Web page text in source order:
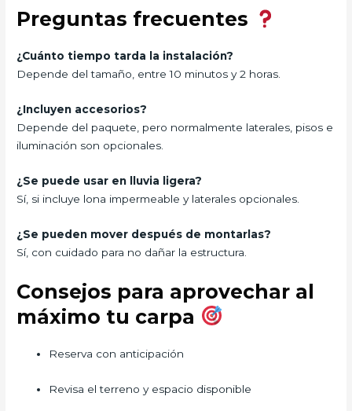
Preguntas frecuentes
¿Cuánto tiempo tarda la instalación?
Depende del tamaño, entre 10 minutos y 2 horas.
¿Incluyen accesorios?
Depende del paquete, pero normalmente laterales, pisos e
iluminación son opcionales.
¿Se puede usar en lluvia ligera?
Sí, si incluye lona impermeable y laterales opcionales.
¿Se pueden mover después de montarlas?
Sí, con cuidado para no dañar la estructura.
Consejos para aprovechar al
máximo tu carpa
Reserva con anticipación
Revisa el terreno y espacio disponible